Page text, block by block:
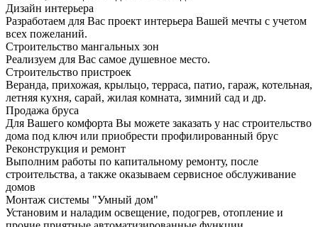
Дизайн интерьера
Разработаем для Вас проект интерьера Вашей мечты с учетом
всех пожеланий.
Строительство мангальных зон
Реализуем для Вас самое душевное место.
Строительство пристроек
Веранда, прихожая, крыльцо, терраса, патио, гараж, котельная,
летняя кухня, сарай, жилая комната, зимний сад и др.
Продажа бруса
Для Вашего комфорта Вы можете заказать у нас строительство
дома под ключ или приобрести профилированный брус
Реконструкция и ремонт
Выполним работы по капитальному ремонту, после
строительства, а также оказываем сервисное обслуживание
домов
Монтаж системы "Умный дом"
Установим и наладим освещение, подогрев, отопление и